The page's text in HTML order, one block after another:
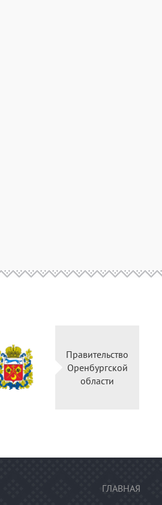
Министерство
культуры
Российской
федерации
ГЛАВНАЯ